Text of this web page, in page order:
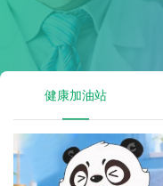
健康加油站